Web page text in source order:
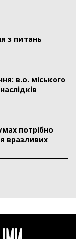
з питань
в.о. міського
потрібно
вразливих